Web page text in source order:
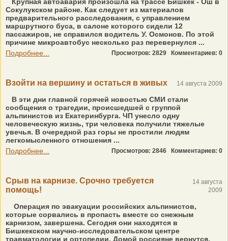
Сокулукском районе. Как следует из материалов
предварительного расследования, с управлением
маршрутного буса, в салоне которого сидели 12
пассажиров, не справился водитель У. Осмонов. По этой
причине микроавтобус несколько раз перевернулся ...
Подробнее...
Просмотров: 2829 Комментариев: 0
Взойти на вершину и остаться в живых 14 августа 2009
В эти дни главной горячей новостью СМИ стали
сообщения о трагедии, происшедшей с группой
альпинистов из Екатеринбурга. ЧП унесло одну
человеческую жизнь, три человека получили тяжелые
увечья. В очередной раз горы не простили людям
легкомысленного отношения ...
Подробнее...
Просмотров: 2846 Комментариев: 0
Срыв на карнизе. Срочно требуется
помощь!
14 августа
2009
Операция по эвакуации российских альпинистов,
которые сорвались в пропасть вместе со снежным
карнизом, завершена. Сегодня они находятся в
Бишкекском научно-исследовательском центре
травматологии и ортопедии. Домой россияне вернутся,